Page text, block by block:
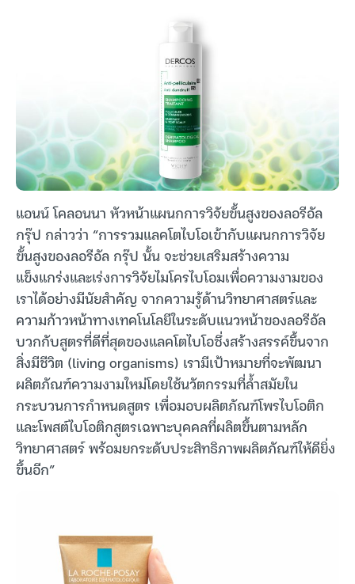
แอนน์ โคลอนนา หัวหน้าแผนกการวิจัยขั้นสูงของลอรีอัล
กรุ๊ป กล่าวว่า “การรวมแลคโตไบโอเข้ากับแผนกการวิจัย
ขั้นสูงของลอรีอัล กรุ๊ป นั้น จะช่วยเสริมสร้างความ
แข็งแกร่งและเร่งการวิจัยไมโครไบโอมเพื่อความงามของ
เราได้อย่างมีนัยสำคัญ จากความรู้ด้านวิทยาศาสตร์และ
ความก้าวหน้าทางเทคโนโลยีในระดับแนวหน้าของลอรีอัล
บวกกับสูตรที่ดีที่สุดของแลคโตไบโอซึ่งสร้างสรรค์ขึ้นจาก
สิ่งมีชีวิต (living organisms) เรามีเป้าหมายที่จะพัฒนา
ผลิตภัณฑ์ความงามใหม่โดยใช้นวัตกรรมที่ล้ำสมัยใน
กระบวนการกำหนดสูตร เพื่อมอบผลิตภัณฑ์โพรไบโอติก
และโพสต์ไบโอติกสูตรเฉพาะบุคคลที่ผลิตขึ้นตามหลัก
วิทยาศาสตร์ พร้อมยกระดับประสิทธิภาพผลิตภัณฑ์ให้ดียิ่ง
ขึ้นอีก”